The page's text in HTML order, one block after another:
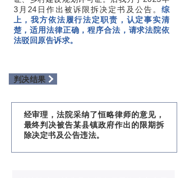
3月24日作出被诉限拆决定书及公告。 综
上，我方依法履行法定职责，认定事实清
楚，适用法律正确，程序合法，请求法院依
法驳回原告诉求。
判决结果
经审理，法院采纳了恒略律师的意见，
最终判决被告某县镇政府作出的限期拆
除决定书及公告违法。